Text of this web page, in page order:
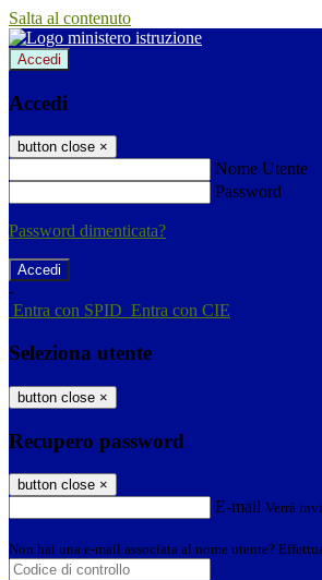
Salta al contenuto
Accedi
Accedi
button close ×
Nome Utente
Password
Password dimenticata?
-
Entra con SPID Entra con CIE
Seleziona utente
button close ×
Recupero password
button close ×
E-mail Verrà
Non hai una e-mail associata al nome utente?